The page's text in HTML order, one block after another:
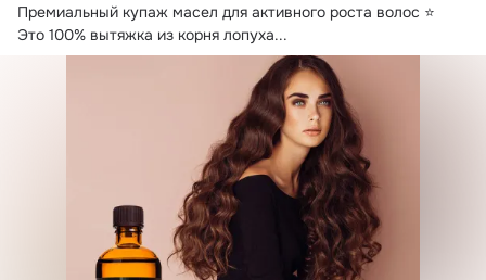
Премиальный купаж масел для активного роста волос ⭐
Это 100% вытяжка из корня лопуха...